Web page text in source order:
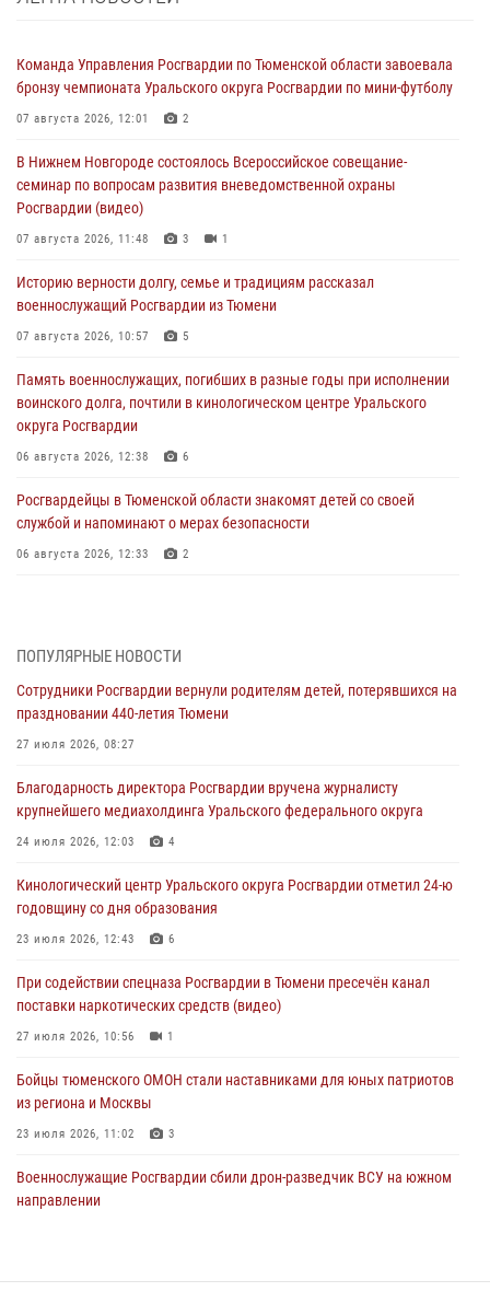
Команда Управления Росгвардии по Тюменской области завоевала
бронзу чемпионата Уральского округа Росгвардии по мини-футболу
07 августа 2026, 12:01 2
В Нижнем Новгороде состоялось Всероссийское совещание-
семинар по вопросам развития вневедомственной охраны
Росгвардии (видео)
07 августа 2026, 11:48 3 1
Историю верности долгу, семье и традициям рассказал
военнослужащий Росгвардии из Тюмени
07 августа 2026, 10:57 5
Память военнослужащих, погибших в разные годы при исполнении
воинского долга, почтили в кинологическом центре Уральского
округа Росгвардии
06 августа 2026, 12:38 6
Росгвардейцы в Тюменской области знакомят детей со своей
службой и напоминают о мерах безопасности
06 августа 2026, 12:33 2
06 августа 2026, 04:41 3
Росгвардейцы в Тюменской области почтили память генерала
армии Ивана Кирилловича Яковлева
05 августа 2026, 11:03
В Тюмени офицер Росгвардии в радиоэфире напомнил гражданам о
мерах безопасного владения оружием
05 августа 2026, 09:56
Военнослужащие Росгвардии сбили дрон-разведчик ВСУ на южном
направлении
05 августа 2026, 05:35
Стальной характер продемонстрировали росгвардейцы в ходе
масштабных спортивных событий на Урале
05 августа 2026, 05:22
ПОПУЛЯРНЫЕ НОВОСТИ
Сотрудники Росгвардии вернули родителям детей, потерявшихся на
праздновании 440-летия Тюмени
27 июля 2026, 08:27
Благодарность директора Росгвардии вручена журналисту
крупнейшего медиахолдинга Уральского федерального округа
24 июля 2026, 12:03 4
Кинологический центр Уральского округа Росгвардии отметил 24-ю
годовщину со дня образования
23 июля 2026, 12:43 6
При содействии спецназа Росгвардии в Тюмени пресечён канал
поставки наркотических средств (видео)
27 июля 2026, 10:56 1
Бойцы тюменского ОМОН стали наставниками для юных патриотов
из региона и Москвы
23 июля 2026, 11:02 3
Военнослужащие Росгвардии сбили дрон-разведчик ВСУ на южном
направлении